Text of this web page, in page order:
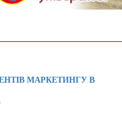
МАРКЕТИНГУ В